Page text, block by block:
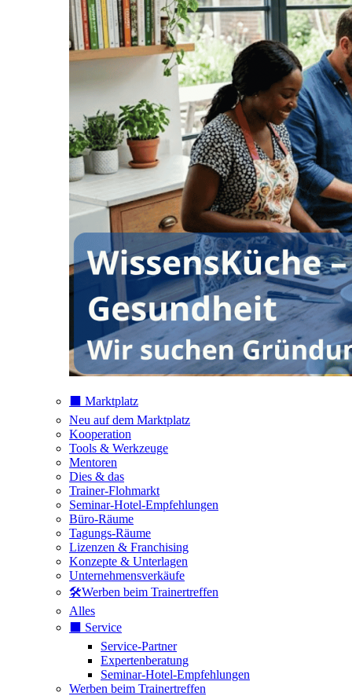
⬛️ Marktplatz
Neu auf dem Marktplatz
Kooperation
Tools & Werkzeuge
Mentoren
Dies & das
Trainer-Flohmarkt
Seminar-Hotel-Empfehlungen
Büro-Räume
Tagungs-Räume
Lizenzen & Franchising
Konzepte & Unterlagen
Unternehmensverkäufe
🛠️Werben beim Trainertreffen
Alles
⬛️ Service
Service-Partner
Expertenberatung
Seminar-Hotel-Empfehlungen
Werben beim Trainertreffen